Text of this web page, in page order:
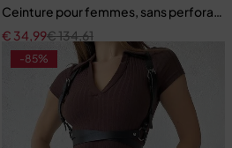
Pompon pour Femme
Ceinture pour femmes, sans
€134,61
€ 34,99
-85%